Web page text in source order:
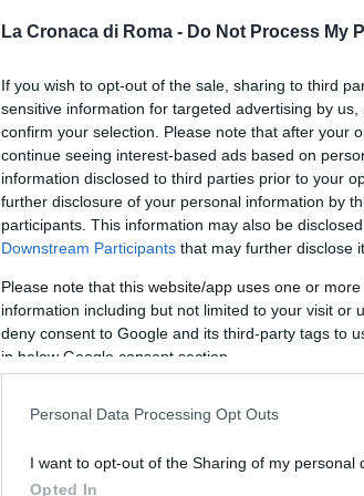
La Cronaca di Roma - Do Not Process My
If you wish to opt-out of the sale, sharing to third
sensitive information for targeted advertising by
confirm your selection. Please note that after your
continue seeing interest-based ads based on
information disclosed to third parties prior to your
further disclosure of your personal information by
participants. This information may also be
Downstream Participants that may further disclose
Please note that this website/app uses one or
information including but not limited to your visit or
deny consent to Google and its third-party tags to
in below Google consent section.
Personal Data Processing Opt Outs
I want to opt-out of the Sharing of my personal
Opted In
CORONAVIRUS
“Riaperture anche per
eventi”: l’appello di
18 Aprile 2021 - 13:20Villani
“Riaperture anche per matrimoni ed
Federmep. Matrimoni – Così in una nota
presidente dell’Associazione delle imprese
Leggi l’articolo →
ITALIA
UFFICIALE – Dal 26